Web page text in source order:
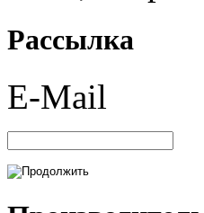
Рассылка
E-Mail